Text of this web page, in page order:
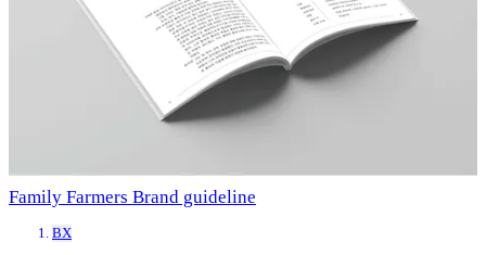
Family Farmers Brand guideline
BX